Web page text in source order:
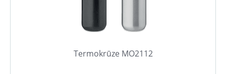
Termokrūze MO2112